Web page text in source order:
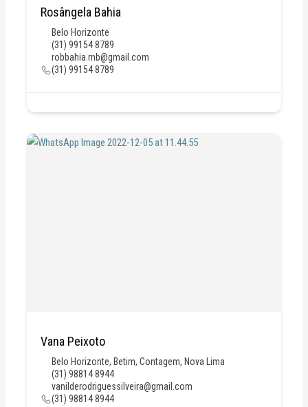
Rosângela Bahia
Belo Horizonte
(31) 99154 8789
robbahia.rnb@gmail.com
(31) 99154 8789
Vana Peixoto
Belo Horizonte, Betim, Contagem, Nova Lima
(31) 98814 8944
vanilderodriguessilveira@gmail.com
(31) 98814 8944